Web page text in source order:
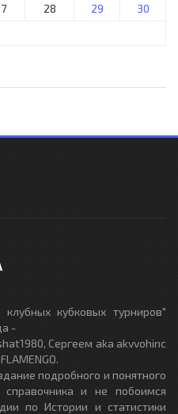
28 29
30
кубковых турниров"
-
Сергеем aka akvvohinc
подробного и понятного
справочника и не побоимся
по Истории и статистики